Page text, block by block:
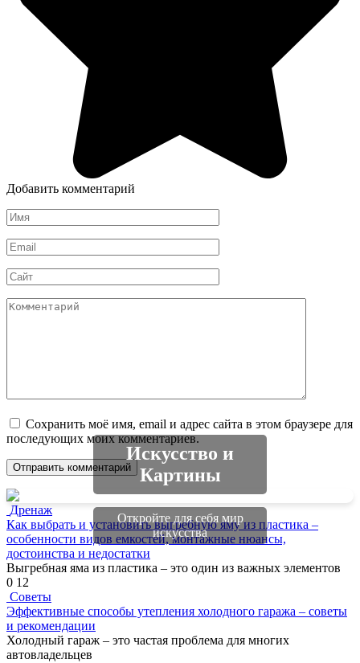
Добавить комментарий
Имя
*
Email
*
Сайт
Комментарий
Сохранить моё имя, email и адрес сайта в этом браузере для
последующих моих комментариев.
Искусство и
Картины
Откройте для себя мир
искусства
Дренаж
Как выбрать и установить выгребную яму из пластика –
особенности видов емкостей, монтажные нюансы,
достоинства и недостатки
Выгребная яма из пластика – это один из важных элементов
0 12
Советы
Эффективные способы утепления холодного гаража – советы
и рекомендации
Холодный гараж – это частая проблема для многих
автовладельцев